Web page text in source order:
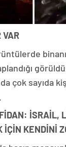
VAR
çok sayıda
İSRAİL,
İÇİN KENDİNİ